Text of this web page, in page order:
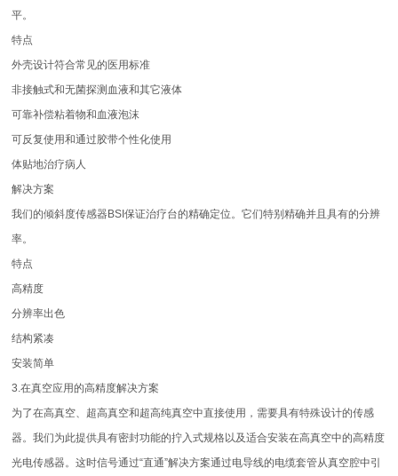
平。
特点
外壳设计符合常见的医用标准
非接触式和无菌探测血液和其它液体
可靠补偿粘着物和血液泡沫
可反复使用和通过胶带个性化使用
体贴地治疗病人
解决方案
我们的倾斜度传感器BSI保证治疗台的精确定位。它们特别精确并且具有的分辨
率。
特点
高精度
分辨率出色
结构紧凑
安装简单
3.在真空应用的高精度解决方案
为了在高真空、超高真空和超高纯真空中直接使用，需要具有特殊设计的传感
器。我们为此提供具有密封功能的拧入式规格以及适合安装在高真空中的高精度
光电传感器。这时信号通过“直通”解决方案通过电导线的电缆套管从真空腔中引